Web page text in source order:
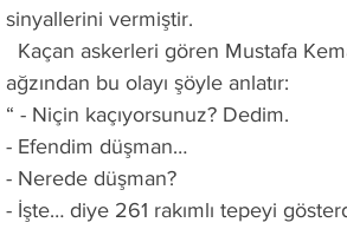
sinyallerini vermiştir.
ağzından bu olayı şöyle anlatır:
“ - Niçin kaçıyorsunuz? Dedim.
- Efendim düşman…
- Nerede düşman?
- İşte… diye 261 rakımlı tepeyi